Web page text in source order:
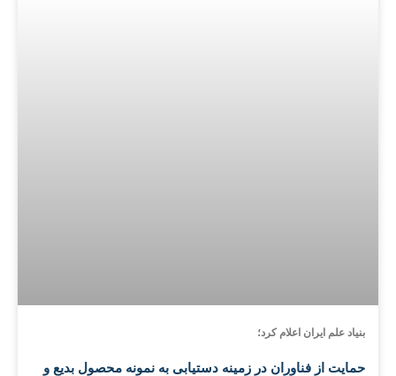
بنیاد علم ایران اعلام کرد؛
حمایت از فناوران در زمینه دستیابی به نمونه محصول بدیع و